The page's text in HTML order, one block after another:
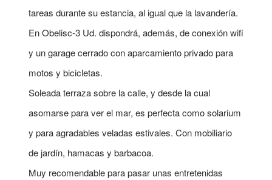
tareas durante su estancia, al igual que la lavandería.
En Obelisc-3 Ud. dispondrá, además, de conexión wifi
y un garage cerrado con aparcamiento privado para
motos y bicicletas.
Soleada terraza sobre la calle, y desde la cual
asomarse para ver el mar, es perfecta como solarium
y para agradables veladas estivales. Con mobiliario
de jardín, hamacas y barbacoa.
Muy recomendable para pasar unas entretenidas